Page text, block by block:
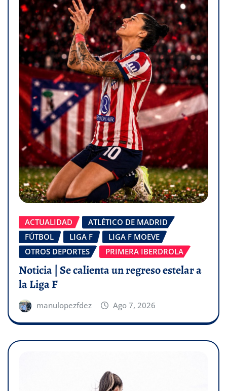
ACTUALIDAD
ATLÉTICO DE MADRID
FÚTBOL
LIGA F
LIGA F MOEVE
OTROS DEPORTES
PRIMERA IBERDROLA
Noticia | Se calienta un regreso estelar a
la Liga F
manulopezfdez Ago 7, 2026